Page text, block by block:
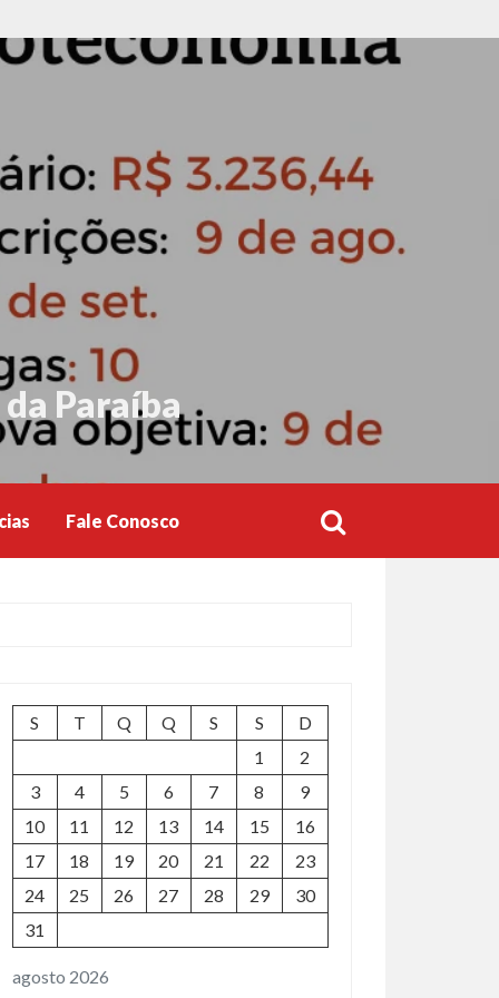
Paraíba
Fale Conosco
agosto 2026
S T Q Q S S
D
1
2
3
4 5 6 7 8
9
10
11 12 13 14 15
16
17
18 19 20 21 22
23
24
25 26 27 28 29
30
31